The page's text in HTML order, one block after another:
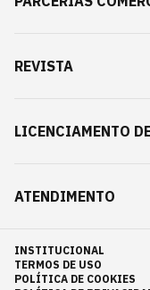
REVISTA
LICENCIAMENTO
ATENDIMENTO
INSTITUCIONAL
TERMOS DE USO
POLÍTICA DE COOKIES